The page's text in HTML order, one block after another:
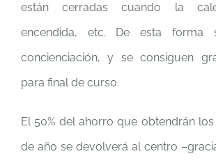
están cerradas cuando la
encendida, etc. De esta forma
concienciación, y se consiguen
para final de curso.
El 50% del ahorro que obtendrán
de año se devolverá al centro